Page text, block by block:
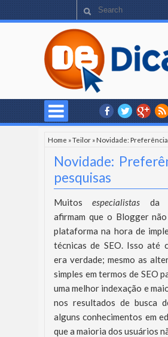
Home »Teilor »Novidade:
Novidade:
pesquisas
Muitosespecialistas da
afirmam que o Blogger
plataforma na hora de
técnicas de SEO. Isso até
era verdade; mesmo as
simples em termos de SEO
uma melhor indexação e
nos resultados de busca
alguns conhecimentos em
que a maioria dos usuários